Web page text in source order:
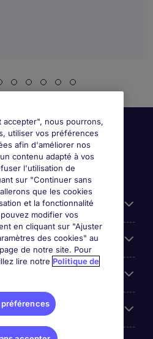
accepter", nous pourrons,
utiliser vos préférences
afin d'améliorer nos
contenu adapté à vos
l'utilisation de
sur "Continuer sans
que les cookies
et la fonctionnalité
modifier vos
en cliquant sur "Ajuster
des cookies" au
de notre site. Pour
lire notre Politique de